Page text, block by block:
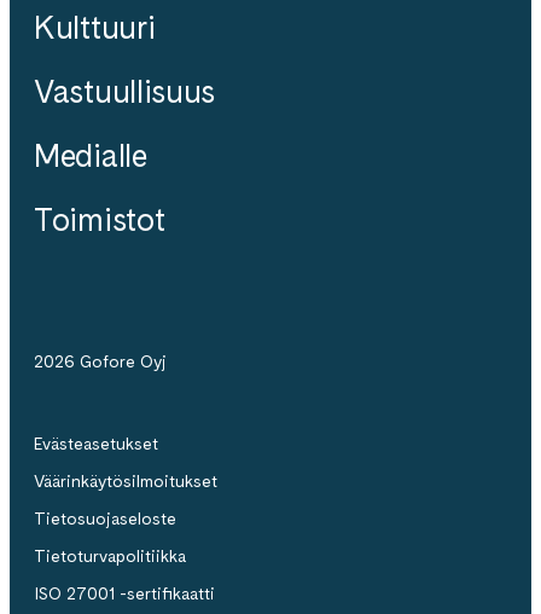
Kulttuuri
Vastuullisuus
Medialle
Toimistot
2026 Gofore Oyj
Evästeasetukset
Väärinkäytösilmoitukset
Tietosuojaseloste
Tietoturvapolitiikka
ISO 27001 -sertifikaatti